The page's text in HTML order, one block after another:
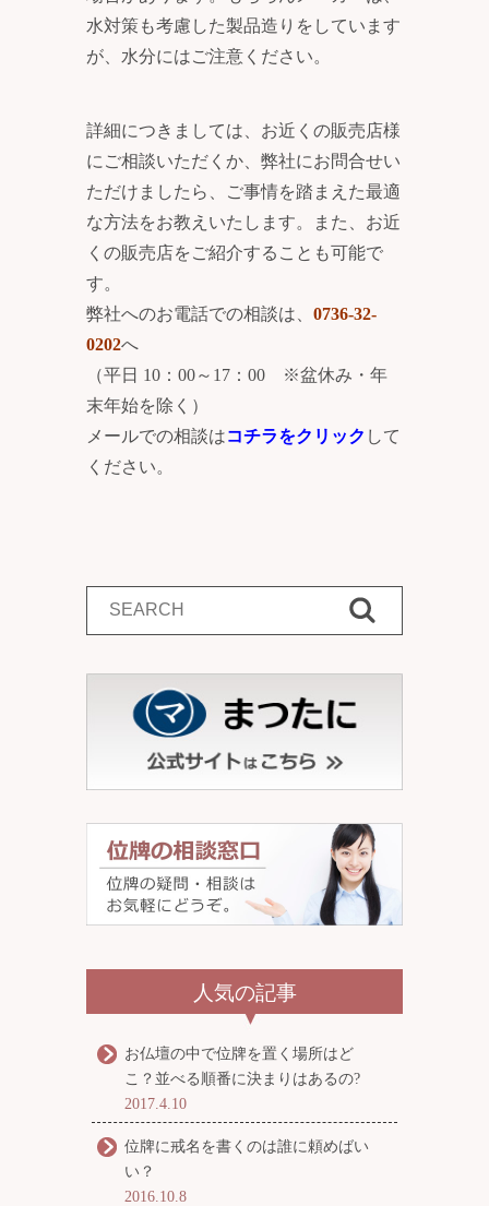
水対策も考慮した製品造りをしています
が、水分にはご注意ください。
詳細につきましては、お近くの販売店様
にご相談いただくか、弊社にお問合せい
ただけましたら、ご事情を踏まえた最適
な方法をお教えいたします。また、お近
くの販売店をご紹介することも可能で
す。
弊社へのお電話での相談は、 0736-32-
0202へ
（平日 10：00～17：00 ※盆休み・年
末年始を除く）
メールでの相談はコチラをクリック して
ください。
人気の記事
お仏壇の中で位牌を置く場所はど
こ？並べる順番に決まりはあるの?
2017.4.10
位牌に戒名を書くのは誰に頼めばい
い？
2016.10.8